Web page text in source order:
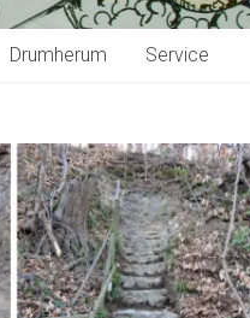
Drumherum Service